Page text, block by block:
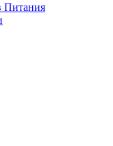
Питания